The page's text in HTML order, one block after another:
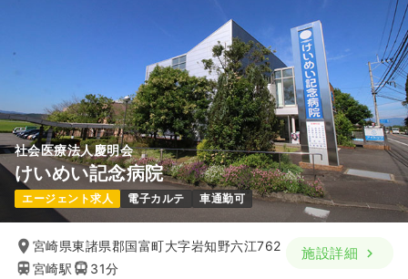
社会医療法人慶明会
けいめい記念病院
エージェント求人 電子カルテ 車通勤可
宮崎県東諸県郡国富町大字岩知野六江762
宮崎駅
31分
施設詳細